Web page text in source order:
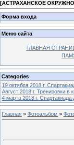
[АСТРАХАНСКОЕ
Форма входа
Меню сайта
ГЛАВНАЯ
Categories
19 октября 2018 г.
Август 2018 г. Тренировки в
4 марта 2018 г.
Главная » Фотоальбом »